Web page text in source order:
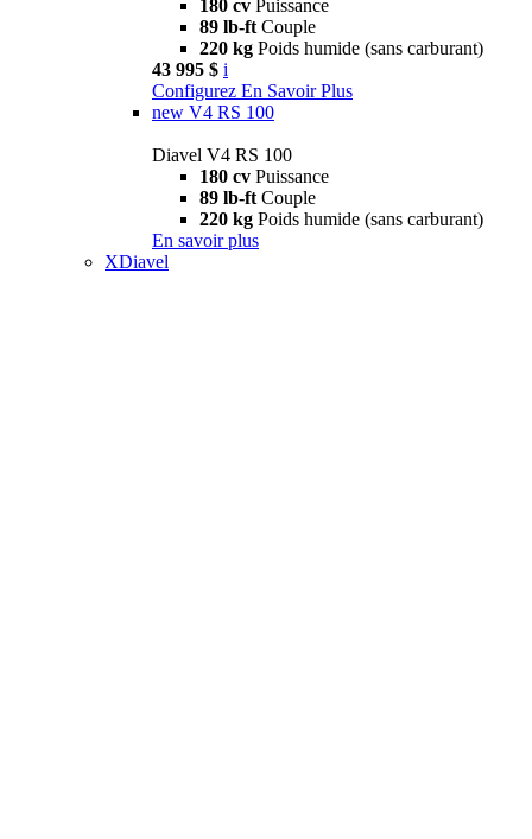
180 cv Puissance
89 lb-ft Couple
220 kg Poids humide (sans carburant)
43 995 $ i
Configurez En Savoir Plus
new V4 RS 100
Diavel V4 RS 100
180 cv Puissance
89 lb-ft Couple
220 kg Poids humide (sans carburant)
En savoir plus
XDiavel